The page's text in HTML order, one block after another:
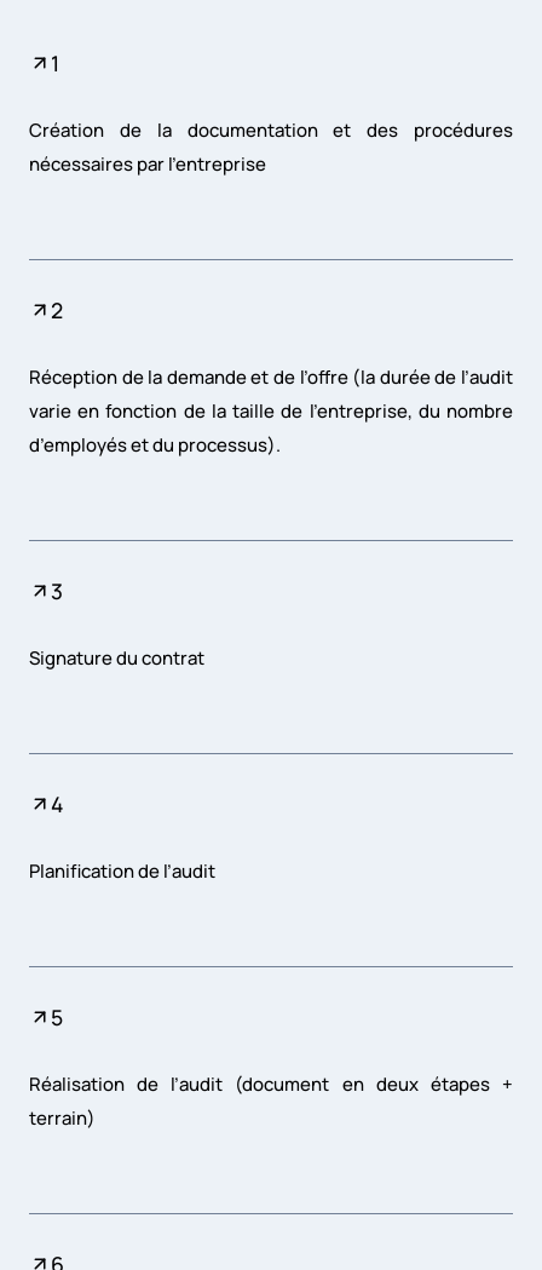
1
Création de la documentation et des procédures
nécessaires par l’entreprise
2
Réception de la demande et de l’offre (la durée de l’audit
varie en fonction de la taille de l’entreprise, du nombre
d’employés et du processus).
3
Signature du contrat
4
Planification de l’audit
5
Réalisation de l’audit (document en deux étapes +
terrain)
6